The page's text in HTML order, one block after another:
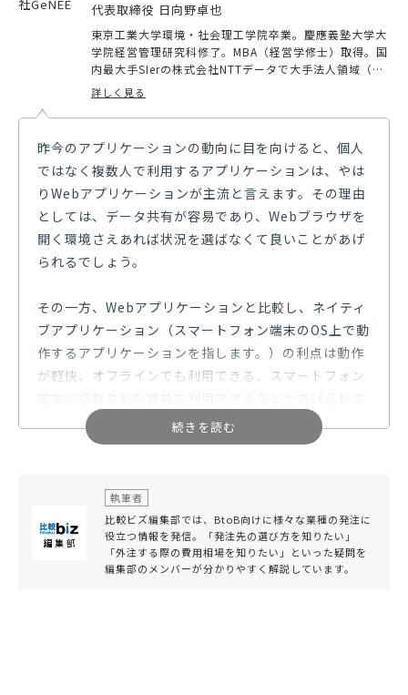
代表取締役 日向野卓也
東京工業大学環境・社会理工学院卒業。慶應義塾大学大
学院経営管理研究科修了。MBA（経営学修士）取得。国
内最大手SIerの株式会社NTTデータで大手法人領域（大
手流通企業、大手小売企業）の事業開発、事業企画等の
て、システム/モバイルアプリ開発会社の株式会社GeNE
Eを創業。
詳しく見る
昨今のアプリケーションの動向に目を向けると、個人
ではなく複数人で利用するアプリケーションは、やは
りWebアプリケーションが主流と言えます。その理由
としては、データ共有が容易であり、Webブラウザを
開く環境さえあれば状況を選ばなくて良いことがあげ
られるでしょう。
その一方、Webアプリケーションと比較し、ネイティ
ブアプリケーション（スマートフォン端末のOS上で動
作するアプリケーションを指します。）の利点は動作
が軽快、オフラインでも利用できる、スマートフォン
owsです。シェアが高いだけあって有料無料問わず
色々なWindows OS用のアプリケーションがありま
す。OSを開発しているMicrosoft製であれば、Micro
soft Officeが代表的なアプリケーションですが、特に
執筆者
比較ビズ編集部では、BtoB向けに様々な業種の発注に
役立つ情報を発信。「発注先の選び方を知りたい」
「外注する際の費用相場を知りたい」といった疑問を
編集部のメンバーが分かりやすく解説しています。